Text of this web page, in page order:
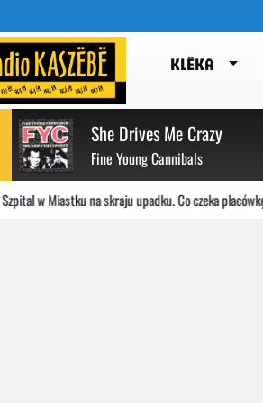
KLËKA
She Drives Me Crazy
Fine Young Cannibals
Szpital w Miastku na skraju upadku. Co czeka placówkę?